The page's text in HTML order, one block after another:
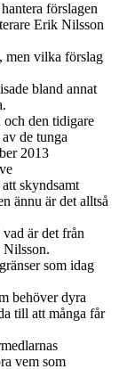
förslagen
Erik Nilsson
men vilka förslag
bland annat
och den tidigare
de tunga
2013
skyndsamt
ännu är det alltså
är det från
Nilsson.
som idag
behöver dyra
till att många får
vem som